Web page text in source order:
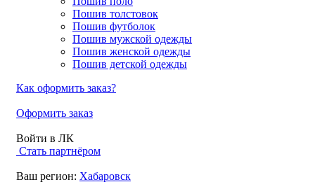
Пошив толстовок
Пошив футболок
Пошив мужской одежды
Пошив женской одежды
Пошив детской одежды
Как оформить заказ?
Оформить заказ
Войти в ЛК
Стать партнёром
Ваш регион: Хабаровск